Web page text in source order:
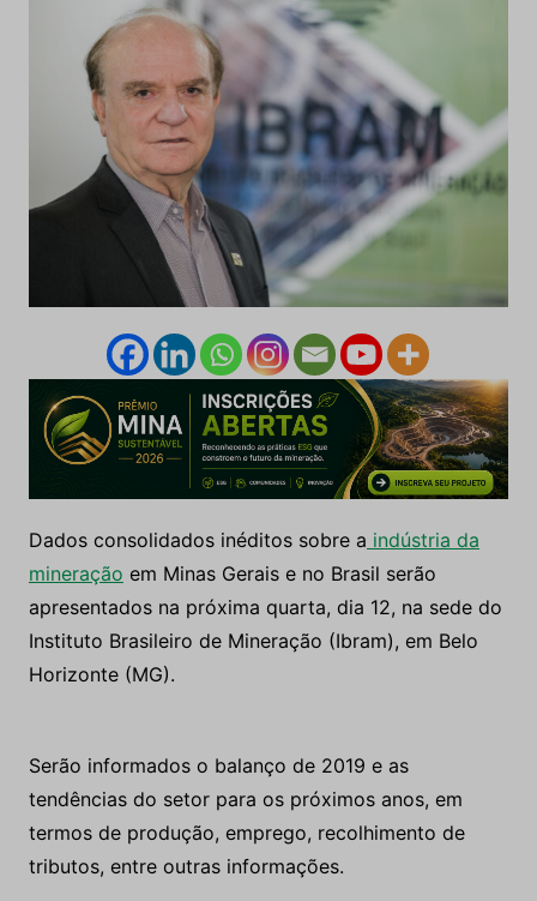
Dados consolidados inéditos sobre a indústria da
mineração em Minas Gerais e no Brasil serão
apresentados na próxima quarta, dia 12, na sede do
Instituto Brasileiro de Mineração (Ibram), em Belo
Horizonte (MG).
Serão informados o balanço de 2019 e as
tendências do setor para os próximos anos, em
termos de produção, emprego, recolhimento de
tributos, entre outras informações.